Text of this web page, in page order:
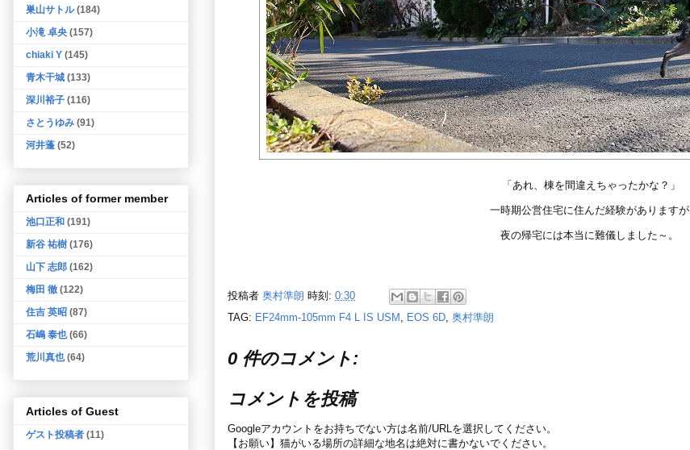
「あれ、棟を間違えちゃったかな？」
一時期公営住宅に住んだ経験がありますが
夜の帰宅には本当に難儀しました～。
投稿者 奥村準朗 時刻: 0:30
TAG: EF24mm-105mm F4 L IS USM , EOS 6D, 奥村準朗
0 件のコメント:
コメントを投稿
Googleアカウントをお持ちでない方は名前/URLを選択してください。
【お願い】猫がいる場所の詳細な地名は絶対に書かないでください。
巣山サトル (184)
小滝 卓央 (157)
chiaki Y (145)
青木干城 (133)
深川裕子 (116)
さとうゆみ (91)
河井蓬 (52)
Articles of former member
池口正和 (191)
新谷 祐樹 (176)
山下 志郎 (162)
梅田 徹 (122)
住吉 英昭 (87)
石嶋 泰也 (66)
荒川真也 (64)
Articles of Guest
ゲスト投稿者 (11)